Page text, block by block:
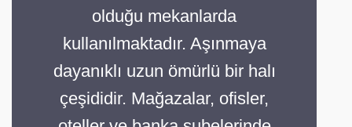
olduğu mekanlarda
kullanılmaktadır. Aşınmaya
dayanıklı uzun ömürlü bir halı
çeşididir. Mağazalar, ofisler,